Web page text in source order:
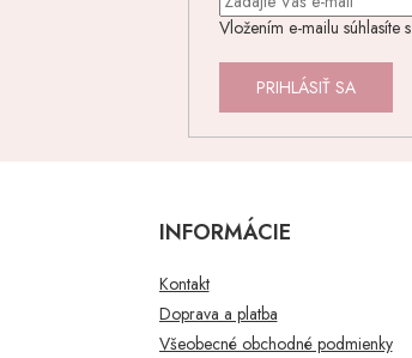
Vložením e-mailu súhlasíte s
PRIHLÁSIŤ SA
INFORMÁCIE
Kontakt
Doprava a platba
Všeobecné obchodné podmienky